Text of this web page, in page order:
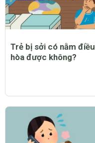
Trẻ bị sởi có nằm điều
hòa được không?